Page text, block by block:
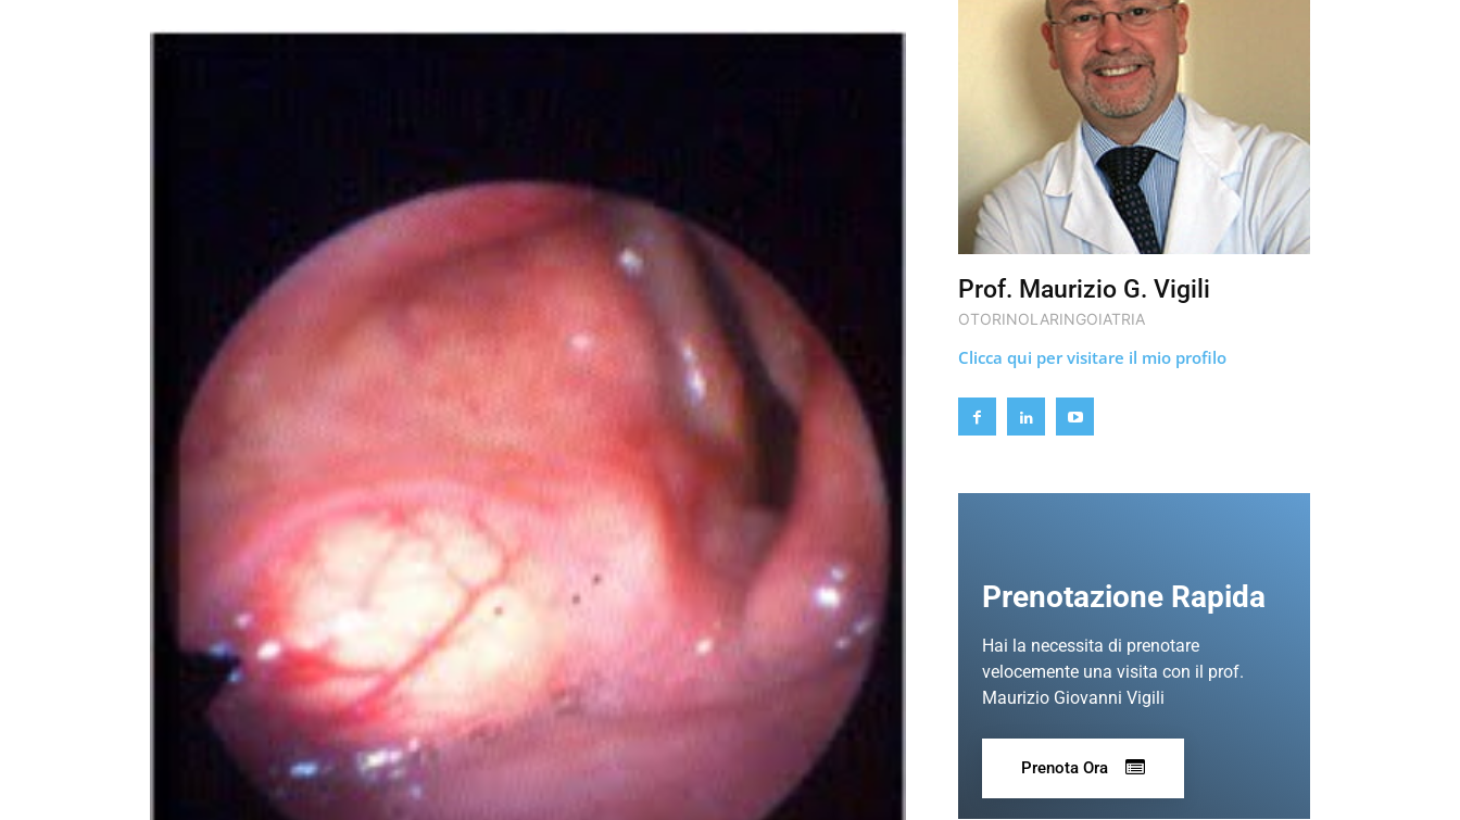
Prof. Maurizio G. Vigili
OTORINOLARINGOIATRIA
Clicca qui per visitare il mio profilo
Prenotazione Rapida
Hai la necessita di prenotare
velocemente una visita con il prof.
Maurizio Giovanni Vigili
Prenota Ora